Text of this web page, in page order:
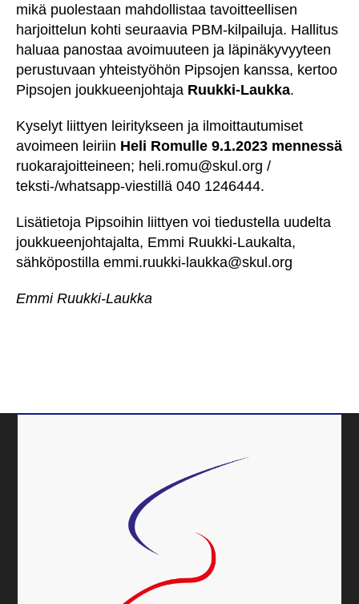
mikä puolestaan mahdollistaa tavoitteellisen
harjoittelun kohti seuraavia PBM-kilpailuja. Hallitus
haluaa panostaa avoimuuteen ja läpinäkyvyyteen
perustuvaan yhteistyöhön Pipsojen kanssa, kertoo
Pipsojen joukkueenjohtaja Ruukki-Laukka.
Kyselyt liittyen leiritykseen ja ilmoittautumiset
avoimeen leiriin Heli Romulle 9.1.2023 mennessä
ruokarajoitteineen; heli.romu@skul.org /
teksti-/whatsapp-viestillä 040 1246444.
Lisätietoja Pipsoihin liittyen voi tiedustella uudelta
joukkueenjohtajalta, Emmi Ruukki-Laukalta,
sähköpostilla emmi.ruukki-laukka@skul.org
Emmi Ruukki-Laukka